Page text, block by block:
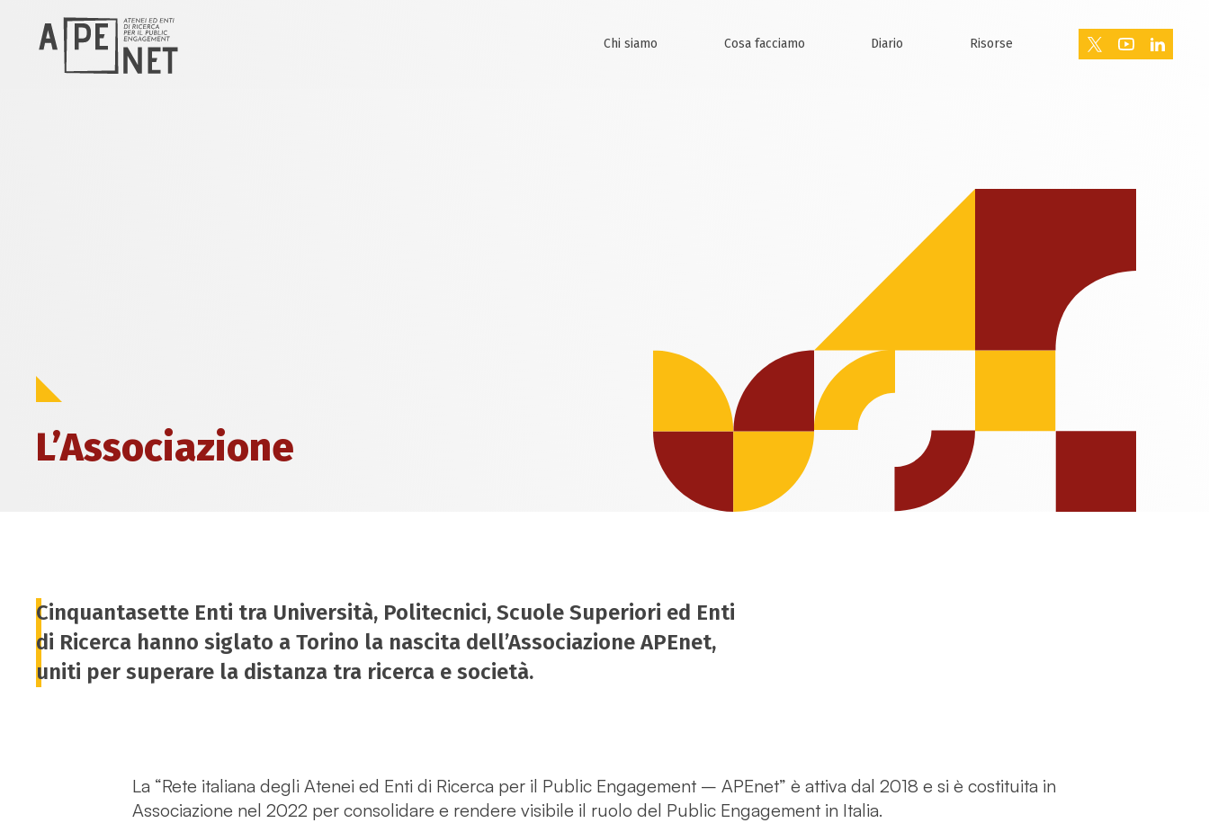
Chi siamo Cosa facciamo Diario Risorse
L’Associazione
Cinquantasette Enti tra Università, Politecnici, Scuole Superiori ed Enti
di Ricerca hanno siglato a Torino la nascita dell’Associazione APEnet,
uniti per superare la distanza tra ricerca e società.
La “Rete italiana degli Atenei ed Enti di Ricerca per il Public Engagement – APEnet” è attiva dal 2018 e si è costituita in
Associazione nel 2022 per consolidare e rendere visibile il ruolo del Public Engagement in Italia.